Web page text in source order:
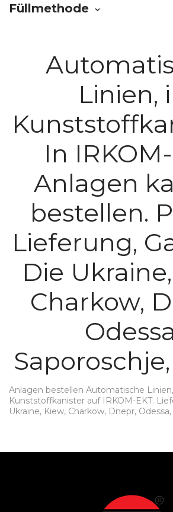
Füllmethode
Linien,
In
Anlagen
bestellen.
Lieferung,
Die
Charkow,
Anlagen bestellen Automatische
Kunststoffkanister auf IRKOM-EKT.
Ukraine, Kiew, Charkow, Dnepr,